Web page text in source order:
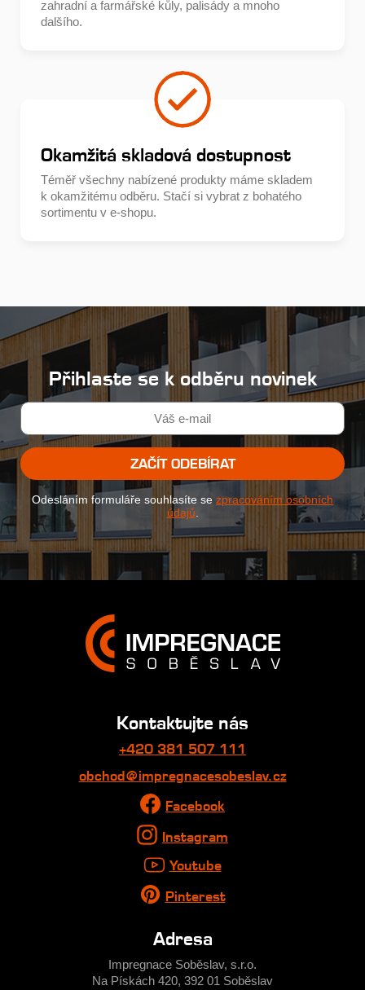
zahradní a farmářské kůly, palisády a mnoho
dalšího.
Okamžitá skladová dostupnost
Téměř všechny nabízené produkty máme skladem
k okamžitému odběru. Stačí si vybrat z bohatého
sortimentu v e-shopu.
Přihlaste se k odběru novinek
ZAČÍT ODEBÍRAT
Odesláním formuláře souhlasíte se zpracováním osobních
údajů
Kontaktujte nás
+420 381 507 111
obchod@impregnacesobeslav.cz
Facebook
Instagram
Youtube
Pinterest
Adresa
Impregnace Soběslav, s.r.o.
Na Pískách 420, 392 01 Soběslav